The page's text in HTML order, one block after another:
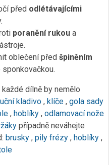
před odlétávajícími
poranění rukou a
oblečení před špiněním
každé dílně by nemělo
kladivo , klíče , gola sady
, hoblíky , odlamovací nože
případně neváhejte
brusky , pily frézy , hoblíky ,